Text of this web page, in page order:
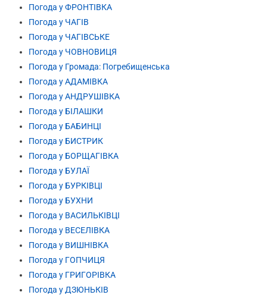
Погода у ФРОНТІВКА
Погода у ЧАГІВ
Погода у ЧАГІВСЬКЕ
Погода у ЧОВНОВИЦЯ
Погода у Громада: Погребищенська
Погода у АДАМІВКА
Погода у АНДРУШІВКА
Погода у БІЛАШКИ
Погода у БАБИНЦІ
Погода у БИСТРИК
Погода у БОРЩАГІВКА
Погода у БУЛАЇ
Погода у БУРКІВЦІ
Погода у БУХНИ
Погода у ВАСИЛЬКІВЦІ
Погода у ВЕСЕЛІВКА
Погода у ВИШНІВКА
Погода у ГОПЧИЦЯ
Погода у ГРИГОРІВКА
Погода у ДЗЮНЬКІВ